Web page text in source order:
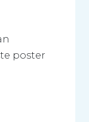
poster